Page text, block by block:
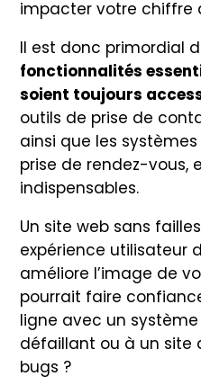
impacter votre chiffre
Il est donc primordial
fonctionnalités
soient toujours
outils de prise de
ainsi que les
prise de rendez-vous,
indispensables.
Un site web sans
expérience utilisateur
améliore l’image de
pourrait faire
ligne avec un
défaillant ou à un site
bugs ?